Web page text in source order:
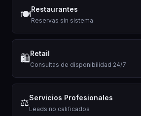
🍽️Restaurantes
Reservas sin sistema
🛍️Retail
Consultas de disponibilidad 24/7
⚖️Servicios Profesionales
Leads no calificados